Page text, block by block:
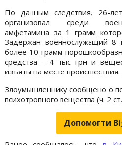
По данным следствия, 26-
организовал среди
амфетамина за 1 грамм
Задержан военнослужащий 8
более 10 грамм
средства - 4 тыс грн и
изъяты на месте происшествия.
Злоумышленнику сообщено о
психотропного вещества (ч. 2
Допомогти